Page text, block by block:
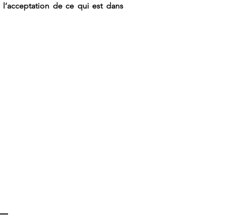
l’acceptation de ce qui est dans